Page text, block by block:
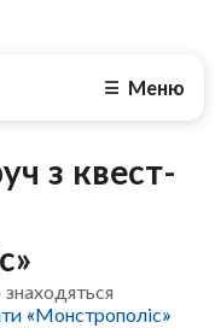
☰ Меню
з квест-
«Монстрополіс»